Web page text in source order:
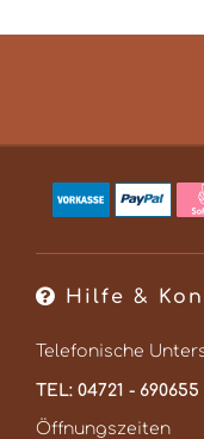
Hilfe &
Telefonische
TEL: 04721 - 690655
Öffnungszeiten